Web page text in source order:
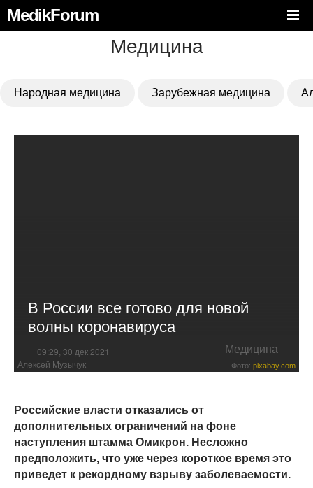
MedikForum
Медицина
Народная медицина Зарубежная медицина
В России все готово для новой
волны коронавируса
09:29, 30 дек 2021 Медицина
Алексей Музычук Фото: pixabay.com
Российские власти отказались от
дополнительных ограничений на фоне
наступления штамма Омикрон. Несложно
предположить, что уже через короткое время это
приведет к рекордному взрыву заболеваемости.